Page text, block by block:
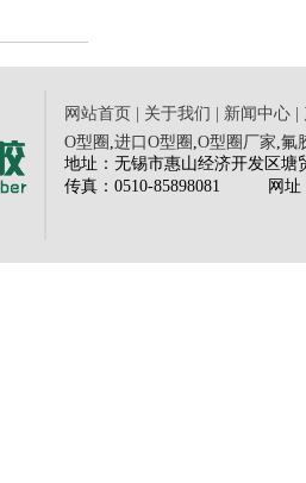
网站首页 关于我们 新闻中心
O型圈 ,进口O型圈 ,O型圈厂家,氟
地址：无锡市惠山经济开发区
传真：0510-85898081 网 址